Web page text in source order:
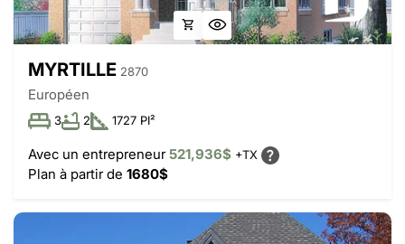
MYRTILLE 2870
Européen
3 2 1727 PI²
Avec un entrepreneur521,936$ +TX
Plan à partir de 1680$